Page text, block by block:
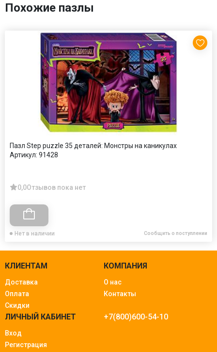
Похожие пазлы
Пазл Step puzzle 35 деталей: Монстры на каникулах
Артикул: 91428
0,0Отзывов пока нет
Нет в наличии Сообщить о поступлении
КЛИЕНТАМ
Доставка
Оплата
Скидки
КОМПАНИЯ
О нас
Контакты
ЛИЧНЫЙ КАБИНЕТ
Вход
Регистрация
+7(800)600-54-10